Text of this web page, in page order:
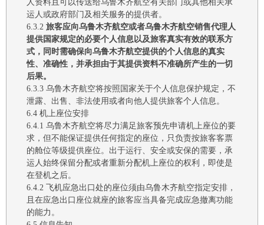
人资料且可 以传送给乌鲁木齐航空有关部门或其他相关承
运人或政府部门及相关服务的提供者。
6.3.2 旅客应向乌鲁木齐航空或者乌鲁木齐航空销售代理人
提供国家规定的必要个人信息以及旅客真实有效的联系方
式，同时需确保向乌鲁木齐航空提供的个人信息的真实
性、准确性，并承担由于其提供资料不准确所产生的一切
后果。
6.3.3 乌鲁木齐航空将按照国家关于个人信息保护规定，不
泄露、出售、非法使用或者向他人提供旅客个人信息。
6.4 机上座位安排
6.4.1 乌鲁木齐航空将尽力满足旅客预先申请机上座位的要
求，但不能保证提供任何指定的座位，只负责按旅客客票
的舱位等级提供座位。出于运行、安全或安保的需要，承
运人始终保留分配或者重新分配机上座位的权利，即使是
在登机之后。
6.4.2
飞机应急出口处的座位须由乌鲁木齐航空指定安排，
且在应急出口座位就座的旅客应当具备完成应急撤离功能
的能力。